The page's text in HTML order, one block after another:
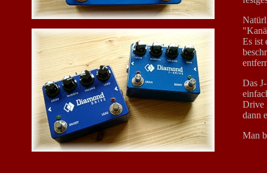
Es ist
Das
Drive
dann
Man